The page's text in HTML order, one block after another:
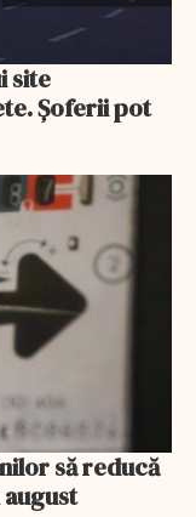
site
Șoferii pot
să reducă